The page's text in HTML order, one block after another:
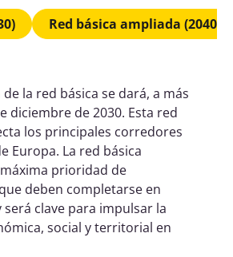
Red básica ampliada (2040)
la red básica se dará, a más
diciembre de 2030. Esta red
los principales corredores
Europa. La red básica
prioridad de
deben completarse en
clave para impulsar la
social y territorial en